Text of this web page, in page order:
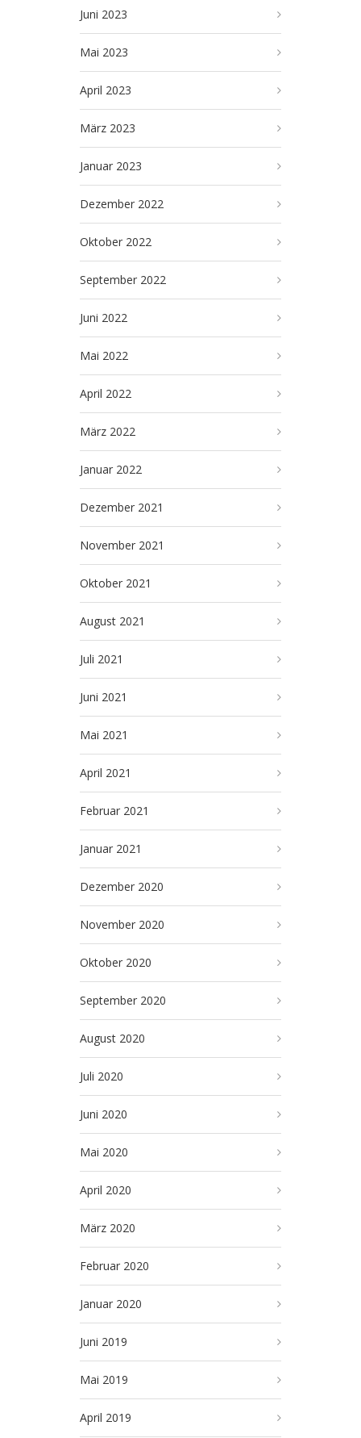
Juni 2023
Mai 2023
April 2023
März 2023
Januar 2023
Dezember 2022
Oktober 2022
September 2022
Juni 2022
Mai 2022
April 2022
März 2022
Januar 2022
Dezember 2021
November 2021
Oktober 2021
August 2021
Juli 2021
Juni 2021
Mai 2021
April 2021
Februar 2021
Januar 2021
Dezember 2020
November 2020
Oktober 2020
September 2020
August 2020
Juli 2020
Juni 2020
Mai 2020
April 2020
März 2020
Februar 2020
Januar 2020
Juni 2019
Mai 2019
April 2019